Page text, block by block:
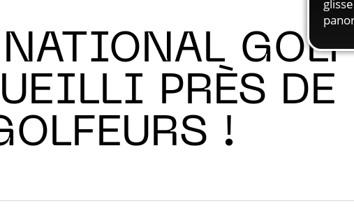
GOLF
PRÈS DE
!